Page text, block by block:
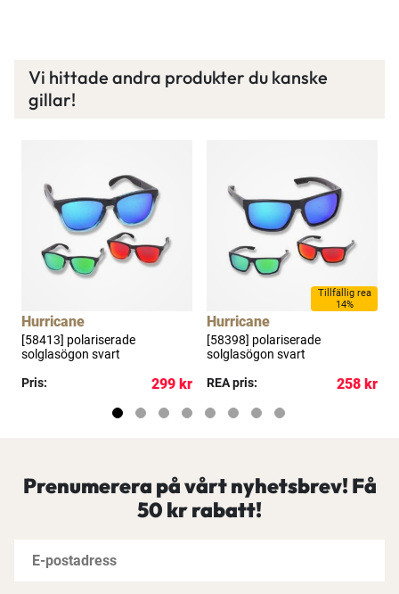
Vi hittade andra produkter du kanske
gillar!
Hurricane
[58413] polariserade
solglasögon svart
Pris:
299 kr
Tillfällig rea
14%
Hurricane
[58398] polariserade
solglasögon svart
REA pris:
258 kr
Prenumerera på vårt nyhetsbrev! Få
50 kr rabatt!